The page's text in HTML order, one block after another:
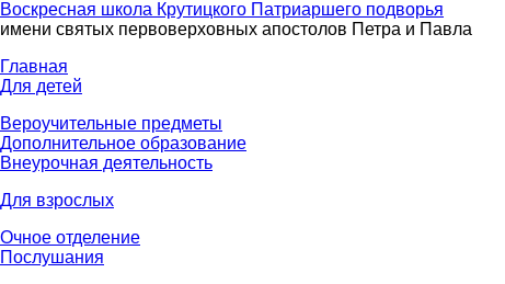
Воскресная школа Крутицкого Патриаршего подворья
имени святых первоверховных апостолов Петра и Павла
Главная
Для детей
Вероучительные предметы
Дополнительное образование
Внеурочная деятельность
Для взрослых
Очное отделение
Послушания